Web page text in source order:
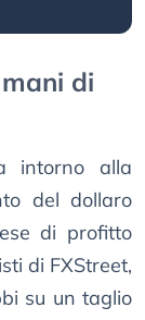
di
intorno alla
del dollaro
di profitto
di FXStreet,
su un taglio